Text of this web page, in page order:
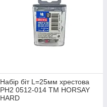
Набір біт L=25мм хрестова
PH2 0512-014 ТМ HORSAY
HARD